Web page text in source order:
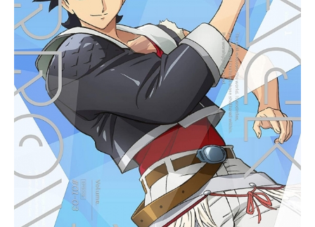
れたのは、誘拐事件の大介の恩人と
同名で瓜二つの少女・ミロ。彼女
は、大介たちだけが操縦できる人形
兵器「ストリング・パペット」を提
供し、渋谷を守れと促す。誘拐事件
の恩人──ミロによる予言「仲間を守
る運命」を信じて生きてきた大介
は、ついに訪れた危機と手に入れた
力に歓喜する。しかし、幼なじみ5人
の絆は誘拐事件の影響でバラバラと
なっていた。孤立した街。未知の
敵。未確定な過去と運命の予言。少
年少女たちは、「現在(いま)」を取り
戻すために「未来」と戦う。必ず、
元の時代へ戻る──作品名revisionsリ